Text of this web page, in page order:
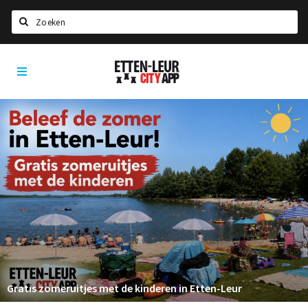
Home
Agenda
Deals
Party pics
Nieuws, interviews & blogs
Eten
Drinken
Slapen
Recreatief
Winkels
Etten-
Leur
Gratis zomeruitjes met de kinderen in Etten-Leur